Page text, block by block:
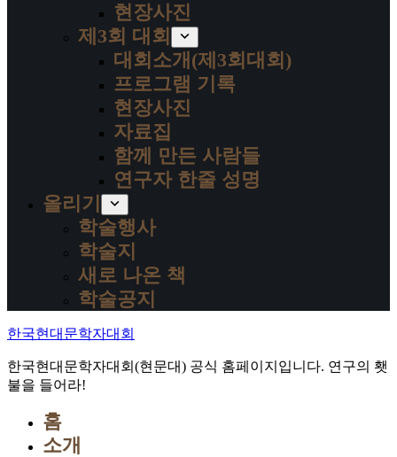
현장사진
제3회 대회
대회소개(제3회대회)
프로그램 기록
현장사진
자료집
함께 만든 사람들
연구자 한줄 성명
올리기
학술행사
학술지
새로 나온 책
학술공지
한국현대문학자대회
한국현대문학자대회(현문대) 공식 홈페이지입니다. 연구의 횃
불을 들어라!
홈
소개